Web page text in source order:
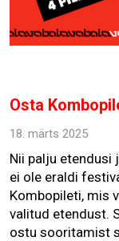
Osta
18. märts 2025
Nii palju etendusi
ei ole eraldi
Kombopileti, mis
valitud etendust.
ostu sooritamist